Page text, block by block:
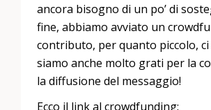
ancora bisogno di un po’ di
fine, abbiamo avviato un
contributo, per quanto piccolo, ci
siamo anche molto grati per la
la diffusione del messaggio!
Ecco il link al crowdfunding: